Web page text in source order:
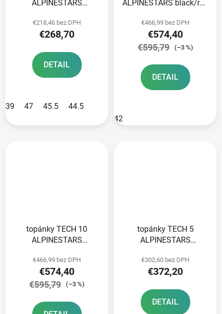
ALPINESTARS
2025
€218,46 bez DPH
€268,70
DETAIL
39 47 45.5 44.5
ALPINESTARS black/red
€466,99 bez DPH
€574,40
€595,79 (–3 %)
DETAIL
42
topánky TECH 10
ALPINESTARS
žltá/fialová/biela/čierna
2025
€466,99 bez DPH
€574,40
€595,79 (–3 %)
topánky TECH 5
ALPINESTARS
€302,60 bez DPH
€372,20
DETAIL